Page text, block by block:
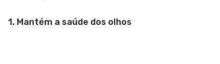
1. Mantém a saúde dos olhos